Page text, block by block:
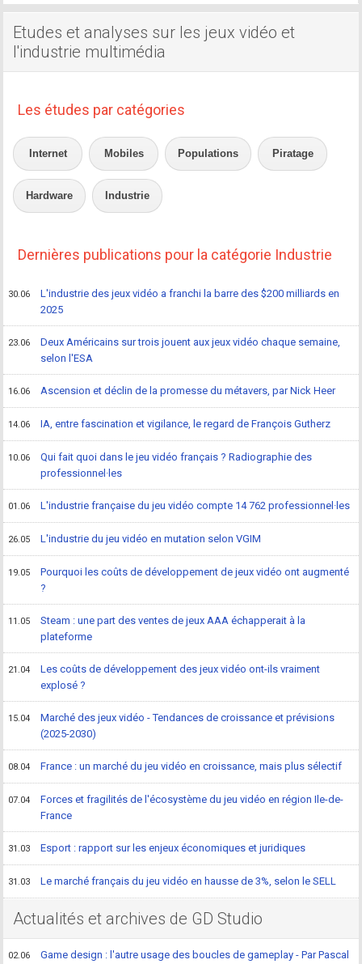
Etudes et analyses sur les jeux vidéo et
l'industrie multimédia
Les études par catégories
Internet Mobiles Populations Piratage
Hardware Industrie
Dernières publications pour la catégorie Industrie
30.06
L'industrie des jeux vidéo a franchi la barre des $200 milliards en
2025
23.06
Deux Américains sur trois jouent aux jeux vidéo chaque semaine,
selon l'ESA
16.06 Ascension et déclin de la promesse du métavers, par Nick Heer
14.06 IA, entre fascination et vigilance, le regard de François Gutherz
10.06
Qui fait quoi dans le jeu vidéo français ? Radiographie des
professionnel·les
01.06 L'industrie française du jeu vidéo compte 14 762 professionnel·les
26.05 L'industrie du jeu vidéo en mutation selon VGIM
19.05
Pourquoi les coûts de développement de jeux vidéo ont augmenté
?
11.05
Steam : une part des ventes de jeux AAA échapperait à la
plateforme
21.04
Les coûts de développement des jeux vidéo ont-ils vraiment
explosé ?
15.04
Marché des jeux vidéo - Tendances de croissance et prévisions
(2025-2030)
08.04 France : un marché du jeu vidéo en croissance, mais plus sélectif
07.04
Forces et fragilités de l'écosystème du jeu vidéo en région Ile-de-
France
31.03 Esport : rapport sur les enjeux économiques et juridiques
31.03 Le marché français du jeu vidéo en hausse de 3%, selon le SELL
Actualités et archives de GD Studio
02.06
Game design : l'autre usage des boucles de gameplay - Par Pascal